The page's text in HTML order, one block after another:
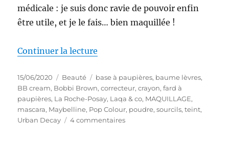
médicale : je suis donc ravie de pouvoir enfin
être utile, et je le fais… bien maquillée !
Continuer la lecture
Publié
le
15/06/2020 Catégories
Beauté Étiquettes
base à paupières, baume lèvres,
BB cream, Bobbi Brown,correcteur,crayon,fard à
paupières, La Roche-Posay, Laqa & co, MAQUILLAGE,
mascara, Maybelline, Pop Colour, poudre,sourcils,teint,
Urban Decay
4 commentairessur